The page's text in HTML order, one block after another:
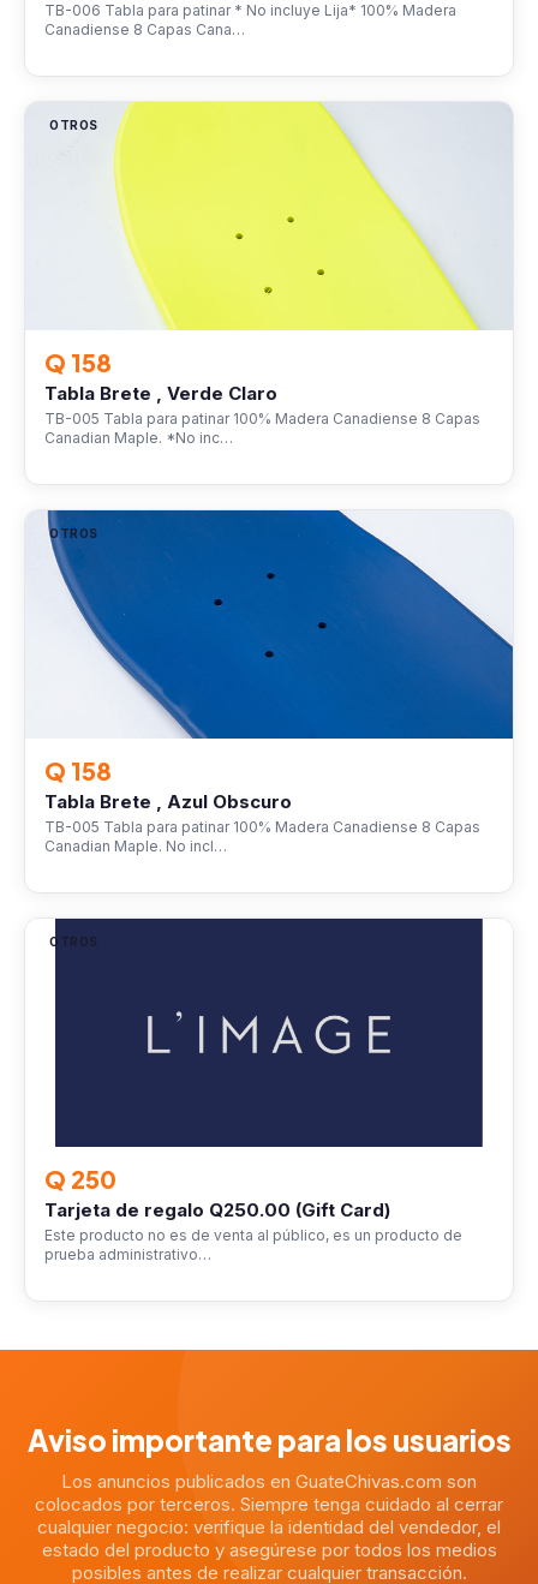
TB-006 Tabla para patinar * No incluye Lija* 100% Madera
Canadiense 8 Capas Cana…
OTROS
Q 158
Tabla Brete , Verde Claro
TB-005 Tabla para patinar 100% Madera Canadiense 8 Capas
Canadian Maple. *No inc…
OTROS
Q 158
Tabla Brete , Azul Obscuro
TB-005 Tabla para patinar 100% Madera Canadiense 8 Capas
Canadian Maple. No incl…
OTROS
Q 250
Tarjeta de regalo Q250.00 (Gift Card)
Este producto no es de venta al público, es un producto de
prueba administrativo…
Aviso importante para los usuarios
Los anuncios publicados en GuateChivas.com son
colocados por terceros. Siempre tenga cuidado al cerrar
cualquier negocio: verifique la identidad del vendedor, el
estado del producto y asegúrese por todos los medios
posibles antes de realizar cualquier transacción.